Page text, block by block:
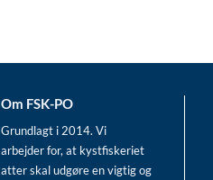
Om FSK-PO
Grundlagt i 2014. Vi
arbejder for, at kystfiskeriet
atter skal udgøre en vigtig og